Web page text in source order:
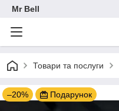
Mr Bell
Товари та послуги
–20% Подарунок